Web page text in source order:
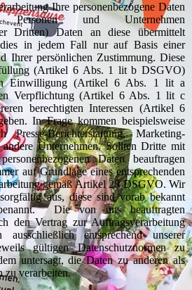
Ihre personenbezogene Daten
Personen und Unternehmen
Dritten) Daten an diese übermittelt
in jedem Fall nur auf Basis einer
Ihrer persönlichen Zustimmung. Diese
(Artikel 6 Abs. 1 lit b DSGVO)
Einwilligung (Artikel 6 Abs. 1 lit a
Verpflichtung (Artikel 6 Abs. 1 lit c
berechtigten Interessen (Artikel 6
In Frage kommen beispielsweise
Berichterstattung, Marketing-
Unternehmen. Sollten Dritte mit
Daten beauftragen
auf Grundlage eines entsprechenden
gemäß Artikel 28 DSGVO. Wir
aus, diese sind vorab bekannt
Die von uns beauftragten
den Vertrag zur Auftragsverarbeitung
entsprechend unserer
gültigen Datenschutznormen zu
untersagt, die Daten zu anderen als
zu verarbeiten.